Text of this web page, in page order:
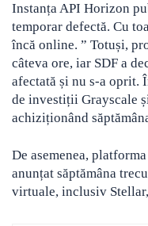
Instanța API Horizon
temporar defectă. Cu
încă online. ” Totuși,
câteva ore, iar SDF a
afectată și nu s-a oprit.
de investiții Grayscale
achiziționând
De asemenea,
anunțat săptămâna
virtuale, inclusiv